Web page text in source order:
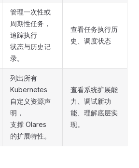
管理一次性或
周期性任务，
追踪执行
状态与历史记
录。
查看任务执行历
史、调度状态
列出所有
Kubernetes
自定义资源声
明，
支撑 Olares
的扩展特性。
查看系统扩展能
力、调试新功
能、理解底层实
现。